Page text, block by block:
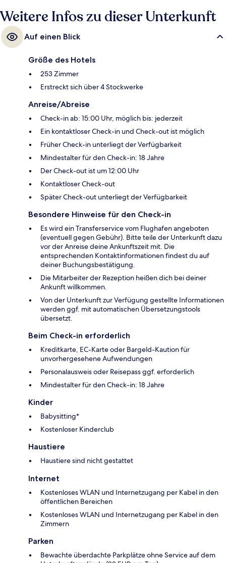
Weitere Infos zu dieser Unterkunft
Auf einen Blick
Größe des Hotels
253 Zimmer
Erstreckt sich über 4 Stockwerke
Anreise/Abreise
Check-in ab: 15:00 Uhr, möglich bis: jederzeit
Ein kontaktloser Check-in und Check-out ist möglich
Früher Check-in unterliegt der Verfügbarkeit
Mindestalter für den Check-in: 18 Jahre
Der Check-out ist um 12:00 Uhr
Kontaktloser Check-out
Später Check-out unterliegt der Verfügbarkeit
Besondere Hinweise für den Check-in
Es wird ein Transferservice vom Flughafen angeboten
(eventuell gegen Gebühr). Bitte teile der Unterkunft dazu
vor der Anreise deine Ankunftszeit mit. Die
entsprechenden Kontaktinformationen findest du auf
deiner Buchungsbestätigung.
Die Mitarbeiter der Rezeption heißen dich bei deiner
Ankunft willkommen.
Von der Unterkunft zur Verfügung gestellte Informationen
werden ggf. mit automatischen Übersetzungstools
übersetzt.
Beim Check-in erforderlich
Kreditkarte, EC-Karte oder Bargeld-Kaution für
unvorhergesehene Aufwendungen
Personalausweis oder Reisepass ggf. erforderlich
Mindestalter für den Check-in: 18 Jahre
Kinder
Babysitting*
Kostenloser Kinderclub
Haustiere
Haustiere sind nicht gestattet
Internet
Kostenloses WLAN und Internetzugang per Kabel in den
öffentlichen Bereichen
Kostenloses WLAN und Internetzugang per Kabel in den
Zimmern
Parken
Bewachte überdachte Parkplätze ohne Service auf dem